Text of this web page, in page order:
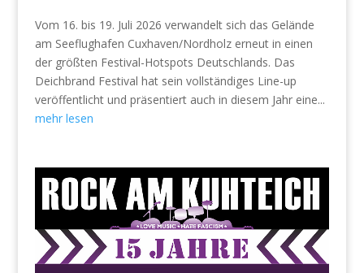
Vom 16. bis 19. Juli 2026 verwandelt sich das Gelände
am Seeflughafen Cuxhaven/Nordholz erneut in einen
der größten Festival-Hotspots Deutschlands. Das
Deichbrand Festival hat sein vollständiges Line-up
veröffentlicht und präsentiert auch in diesem Jahr eine...
mehr lesen